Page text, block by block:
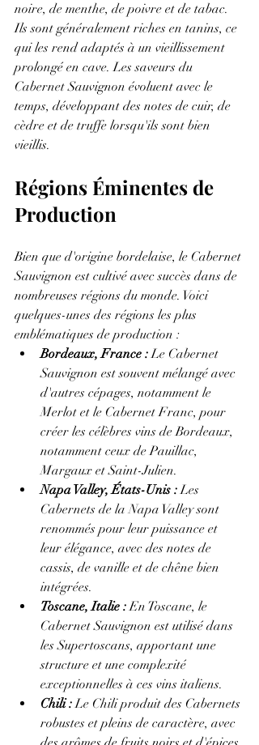
noire, de menthe, de poivre et de tabac.
Ils sont généralement riches en tanins, ce
qui les rend adaptés à un vieillissement
prolongé en cave. Les saveurs du
Cabernet Sauvignon évoluent avec le
temps, développant des notes de cuir, de
cèdre et de truffe lorsqu'ils sont bien
vieillis.
Régions Éminentes de
Production
Bien que d'origine bordelaise, le Cabernet
Sauvignon est cultivé avec succès dans de
nombreuses régions du monde. Voici
quelques-unes des régions les plus
emblématiques de production :
Bordeaux, France : Le Cabernet
Sauvignon est souvent mélangé avec
d'autres cépages, notamment le
Merlot et le Cabernet Franc, pour
créer les célèbres vins de Bordeaux,
notamment ceux de Pauillac,
Margaux et Saint-Julien.
Napa Valley, États-Unis : Les
Cabernets de la Napa Valley sont
renommés pour leur puissance et
leur élégance, avec des notes de
cassis, de vanille et de chêne bien
intégrées.
Toscane, Italie : En Toscane, le
Cabernet Sauvignon est utilisé dans
les Supertoscans, apportant une
structure et une complexité
exceptionnelles à ces vins italiens.
Chili : Le Chili produit des Cabernets
robustes et pleins de caractère, avec